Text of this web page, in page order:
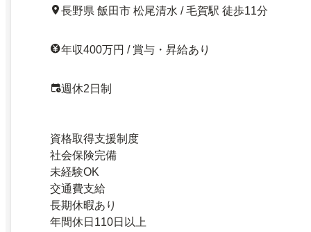
長野県 飯田市 松尾清水 / 毛賀駅 徒歩11分
年収400万円 / 賞与・昇給あり
週休2日制
資格取得支援制度
社会保険完備
未経験OK
交通費支給
長期休暇あり
年間休日110日以上